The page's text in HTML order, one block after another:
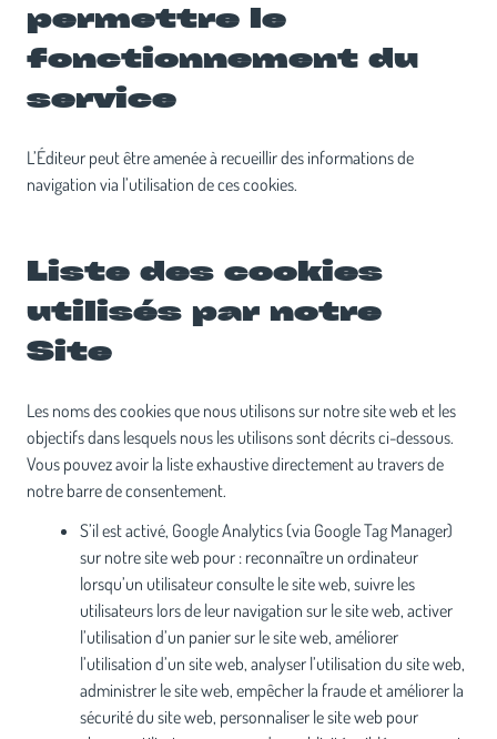
permettre le
fonctionnement du
service
L’Éditeur peut être amenée à recueillir des informations de
navigation via l’utilisation de ces cookies.
Liste des cookies
utilisés par notre
Site
Les noms des cookies que nous utilisons sur notre site web et les
objectifs dans lesquels nous les utilisons sont décrits ci-dessous.
Vous pouvez avoir la liste exhaustive directement au travers de
notre barre de consentement.
S’il est activé, Google Analytics (via Google Tag Manager)
sur notre site web pour : reconnaître un ordinateur
lorsqu’un utilisateur consulte le site web, suivre les
utilisateurs lors de leur navigation sur le site web, activer
l’utilisation d’un panier sur le site web, améliorer
l’utilisation d’un site web, analyser l’utilisation du site web,
administrer le site web, empêcher la fraude et améliorer la
sécurité du site web, personnaliser le site web pour